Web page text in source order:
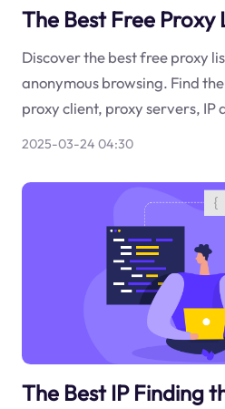
The Best Free Proxy
Discover the best free proxy
anonymous browsing. Find
proxy client, proxy servers, IP
2025-03-24 04:30
The Best IP Finding